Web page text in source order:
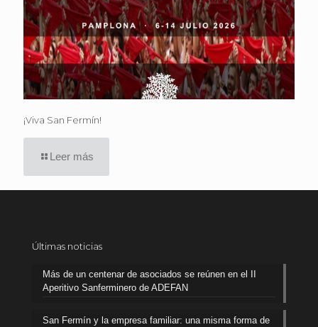
¡Viva San Fermín!
Leer más
Últimas noticias
Más de un centenar de asociados se reúnen en el II
Aperitivo Sanferminero de ADEFAN
San Fermín y la empresa familiar: una misma forma de